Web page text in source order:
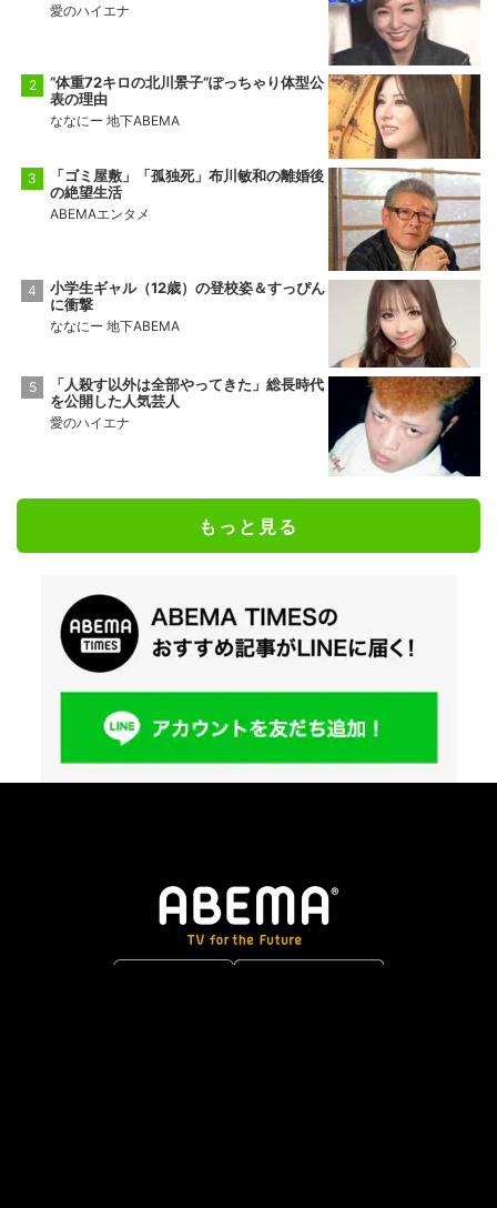
愛のハイエナ
“体重72キロの北川景子”ぽっちゃり体型公
表の理由
ななにー 地下ABEMA
「ゴミ屋敷」「孤独死」布川敏和の離婚後
の絶望生活
ABEMAエンタメ
小学生ギャル（12歳）の登校姿＆すっぴん
に衝撃
ななにー 地下ABEMA
「人殺す以外は全部やってきた」総長時代
を公開した人気芸人
愛のハイエナ
もっと見る